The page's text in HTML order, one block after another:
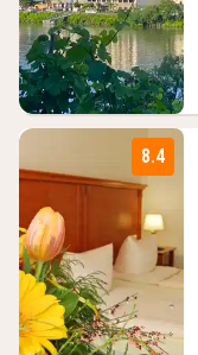
8.4